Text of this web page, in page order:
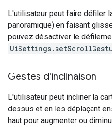
L'utilisateur peut faire défiler
panoramique) en faisant
pouvez désactiver le
Gestes d'inclinaison
L'utilisateur peut incliner la
dessus et en les déplaçant
haut pour augmenter ou